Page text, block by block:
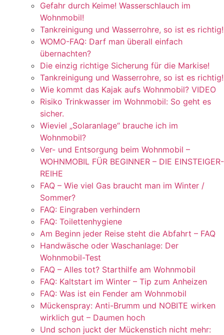
Gefahr durch Keime! Wasserschlauch im
Wohnmobil!
Tankreinigung und Wasserrohre, so ist es richtig!
WOMO-FAQ: Darf man überall einfach
übernachten?
Die einzig richtige Sicherung für die Markise!
Tankreinigung und Wasserrohre, so ist es richtig!
Wie kommt das Kajak aufs Wohnmobil? VIDEO
Risiko Trinkwasser im Wohnmobil: So geht es
sicher.
Wieviel „Solaranlage“ brauche ich im
Wohnmobil?
Ver- und Entsorgung beim Wohnmobil –
WOHNMOBIL FÜR BEGINNER – DIE EINSTEIGER-
REIHE
FAQ – Wie viel Gas braucht man im Winter /
Sommer?
FAQ: Eingraben verhindern
FAQ: Toilettenhygiene
Am Beginn jeder Reise steht die Abfahrt – FAQ
Handwäsche oder Waschanlage: Der
Wohnmobil-Test
FAQ – Alles tot? Starthilfe am Wohnmobil
FAQ: Kaltstart im Winter – Tip zum Anheizen
FAQ: Was ist ein Fender am Wohnmobil
Mückenspray: Anti-Brumm und NOBITE wirken
wirklich gut – Daumen hoch
Und schon juckt der Mückenstich nicht mehr: